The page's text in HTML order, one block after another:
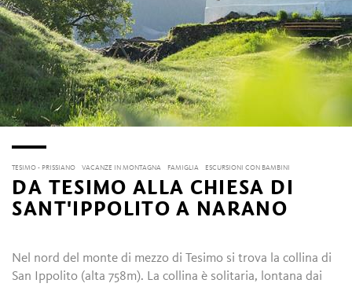
TESIMO - PRISSIANO VACANZE IN MONTAGNA FAMIGLIA ESCURSIONI CON BAMBINI
DA TESIMO ALLA CHIESA DI
SANT'IPPOLITO A NARANO
Nel nord del monte di mezzo di Tesimo si trova la collina di
San Ippolito (alta 758m). La collina è solitaria, lontana dai